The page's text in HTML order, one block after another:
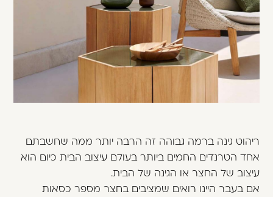
משתמש חדש/אורח
דאגנו לכם ליצירת חשבון קלה ומהירה במיוחד.
המשיכו למילוי פרטיכם ותוכלו ליהנות מהיתרונות של
משתמש רשום כבר עכשיו.
להרשמה
ריהוט גינה ברמה גבוהה זה הרבה יותר ממה שחשבתם
אחד הטרנדים החמים ביותר בעולם עיצוב הבית כיום הוא
עיצוב של החצר או הגינה של הבית.
אם בעבר היינו רואים שמציבים בחצר מספר כסאות